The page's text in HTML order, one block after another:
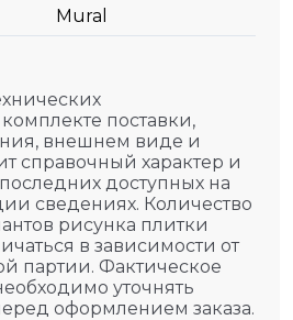
Mural
поставки,
внешнем виде и
справочный характер и
доступных на
сведениях. Количество
рисунка плитки
в зависимости от
партии. Фактическое
уточнять
оформлением заказа.